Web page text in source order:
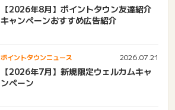
【2026年8月】ポイントタウン友達紹介
キャンペーンおすすめ広告紹介
ポイントタウンニュース 2026.07.21
【2026年7月】新規限定ウェルカムキャ
ンペーン